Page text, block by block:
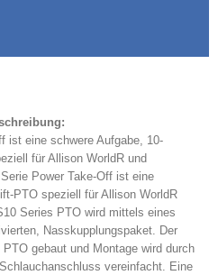
ist eine schwere Aufgabe, 10-
für Allison WorldR und
Power Take-Off ist eine
PTO speziell für Allison WorldR
Series PTO wird mittels eines
Nasskupplungspaket. Der
gebaut und Montage wird durch
vereinfacht. Eine